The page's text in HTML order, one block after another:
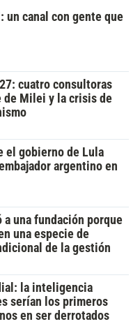
un canal con gente que
cuatro consultoras
de Milei y la crisis de
el gobierno de Lula
argentino en
a una fundación porque
una especie de
de la gestión
la inteligencia
serían los primeros
en ser derrotados